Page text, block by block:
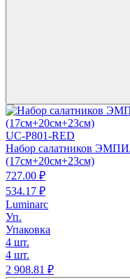
UC-P801-RED
Набор салатников
(17см+20см+23см)
727.00 ₽
534.17 ₽
Luminarc
Уп.
Упаковка
4 шт.
4 шт.
2 908.81 ₽